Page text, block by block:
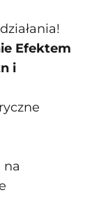
Efektem
i
na